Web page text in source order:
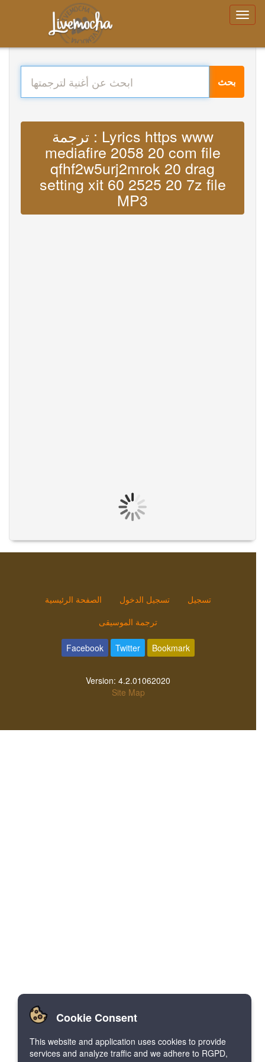
بحث
ترجمة : Lyrics https www
mediafire 2058 20 com file
qfhf2w5urj2mrok 20 drag
setting xit 60 2525 20 7z file
MP3
الصفحة الرئيسية تسجيل الدخول
تسجيل
ترجمة الموسيقى
Facebook Twitter Bookmark
Version: 4.2.01062020
Site Map
Cookie Consent
This website and application uses cookies to provide
services and analyze traffic and we adhere to RGPD,